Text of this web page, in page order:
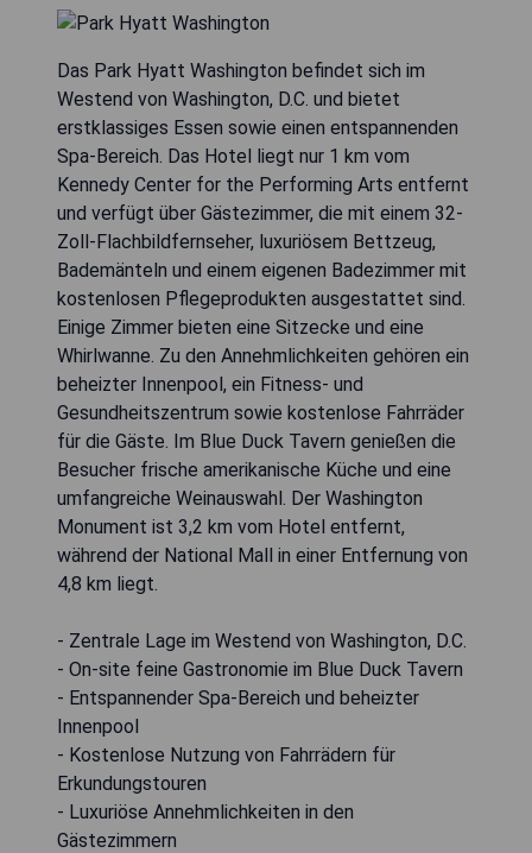
Das Park Hyatt Washington befindet sich im
Westend von Washington, D.C. und bietet
erstklassiges Essen sowie einen entspannenden
Spa-Bereich. Das Hotel liegt nur 1 km vom
Kennedy Center for the Performing Arts entfernt
und verfügt über Gästezimmer, die mit einem 32-
Zoll-Flachbildfernseher, luxuriösem Bettzeug,
Bademänteln und einem eigenen Badezimmer mit
kostenlosen Pflegeprodukten ausgestattet sind.
Einige Zimmer bieten eine Sitzecke und eine
Whirlwanne. Zu den Annehmlichkeiten gehören ein
beheizter Innenpool, ein Fitness- und
Gesundheitszentrum sowie kostenlose Fahrräder
für die Gäste. Im Blue Duck Tavern genießen die
Besucher frische amerikanische Küche und eine
umfangreiche Weinauswahl. Der Washington
Monument ist 3,2 km vom Hotel entfernt,
während der National Mall in einer Entfernung von
4,8 km liegt.
- Zentrale Lage im Westend von Washington, D.C.
- On-site feine Gastronomie im Blue Duck Tavern
- Entspannender Spa-Bereich und beheizter
Innenpool
- Kostenlose Nutzung von Fahrrädern für
Erkundungstouren
- Luxuriöse Annehmlichkeiten in den
Gästezimmern